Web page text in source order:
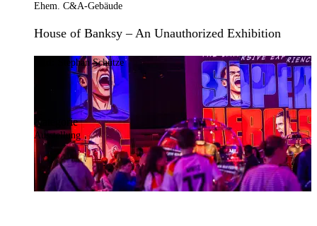
Ehem. C&A-Gebäude
House of Banksy – An Unauthorized Exhibition
Stephan Schütze
Kategorie
Ausstellung